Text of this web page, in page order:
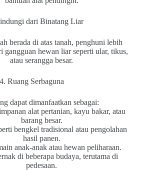
dari Binatang Liar
berada di atas tanah, penghuni lebih
gangguan hewan liar seperti ular, tikus,
atau serangga besar.
4. Ruang Serbaguna
dapat dimanfaatkan sebagai:
alat pertanian, kayu bakar, atau
barang besar.
bengkel tradisional atau pengolahan
hasil panen.
anak-anak atau hewan peliharaan.
di beberapa budaya, terutama di
pedesaan.